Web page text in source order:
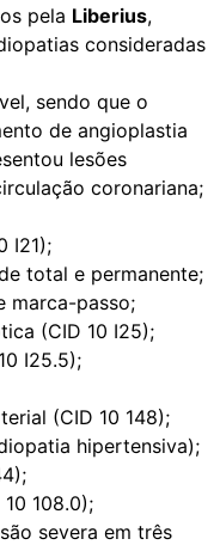
pela Liberius,
consideradas
sendo que o
de angioplastia
lesões
coronariana;
I21);
total e permanente;
marca-passo;
(CID 10 I25);
I25.5);
(CID 10 148);
hipertensiva);
108.0);
severa em três